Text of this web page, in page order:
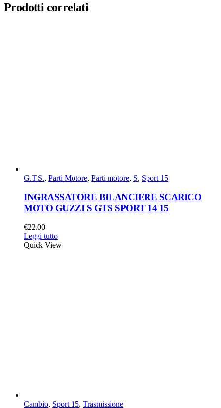
Prodotti correlati
G.T.S., Parti Motore, Parti motore, S, Sport 15
INGRASSATORE BILANCIERE SCARICO
MOTO GUZZI S GTS SPORT 14 15
€22.00
Leggi tutto
Quick View
Cambio, Sport 15, Trasmissione